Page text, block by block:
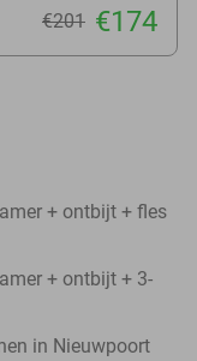
€201 €174
+ ontbijt + fles
+ ontbijt + 3-
in Nieuwpoort